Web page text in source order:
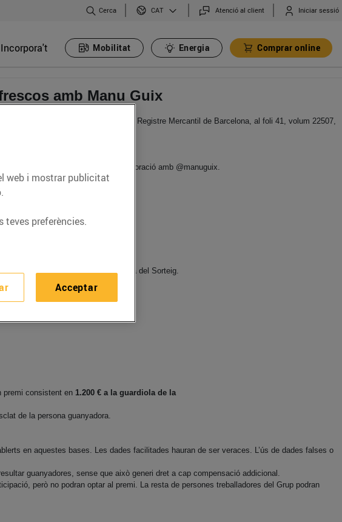
Cerca CAT Atenció al client Iniciar sessió
Incorpora't Mobilitat Energia Comprar online
amb Manu Guix
CIF A-08.665.838, inscrita en el Registre Mercantil de Barcelona, al foli 41, volum 22507,
de productes frescos en col·laboració amb @manuguix.
a Catalunya.
comportarà l’exclusió automàtica del Sorteig.
premi consistent en 1.200 € a la guardiola de la
de la persona guanyadora.
en aquestes bases. Les dades facilitades hauran de ser veraces. L’ús de dades falses o
guanyadores, sense que això generi dret a cap compensació addicional.
però no podran optar al premi. La resta de persones treballadores del Grup podran
web i mostrar publicitat
teves preferències.
Acceptar